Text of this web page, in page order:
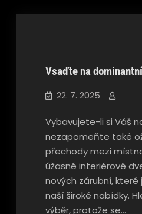
Vsaďte na
22. 7. 2025
Vybavujete-li si Váš
nezapomeňte také
přechody mezi
úžasné interiérové
nových zárubní,
naší široké nabídky.
výběr, protože se…